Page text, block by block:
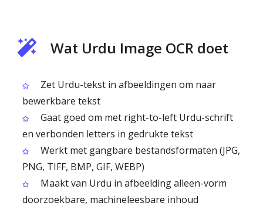
Wat Urdu Image OCR doet
Zet Urdu-tekst in afbeeldingen om naar
bewerkbare tekst
Gaat goed om met right-to-left Urdu-schrift
en verbonden letters in gedrukte tekst
Werkt met gangbare bestandsformaten (JPG,
PNG, TIFF, BMP, GIF, WEBP)
Maakt van Urdu in afbeelding alleen-vorm
doorzoekbare, machineleesbare inhoud